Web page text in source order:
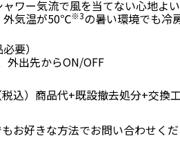
ワー気流で風を当てない心地よ
外気温が50℃※3の暑い環境でも冷
要）
外出先からON/OFF
税込）商品代+既設撤去処分+交換
お好きな方法でお問い合わせく